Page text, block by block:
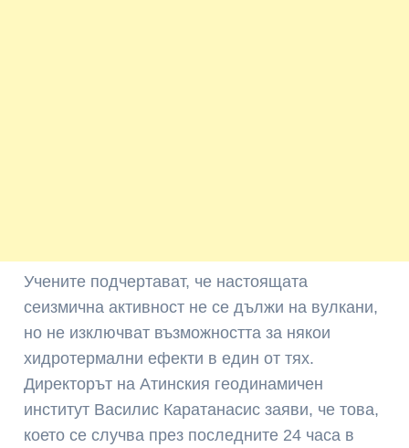
Учените подчертават, че настоящата
сеизмична активност не се дължи на вулкани,
но не изключват възможността за някои
хидротермални ефекти в един от тях.
Директорът на Атинския геодинамичен
институт Василис Каратанасис заяви, че това,
което се случва през последните 24 часа в